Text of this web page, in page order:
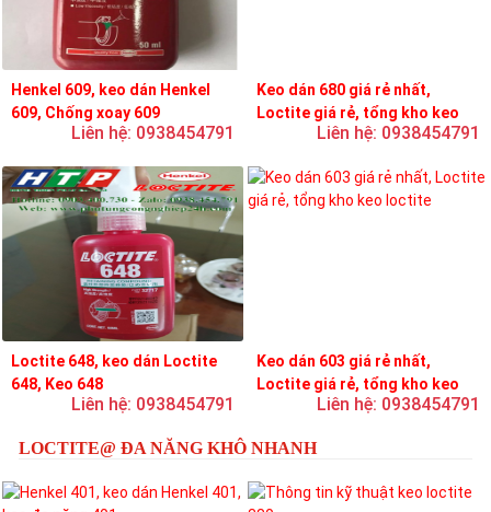
Henkel 609, keo dán Henkel
609, Chống xoay 609
Liên hệ: 0938454791
Keo dán 680 giá rẻ nhất,
Loctite giá rẻ, tổng kho keo
Liên hệ: 0938454791
Loctite 648, keo dán Loctite
648, Keo 648
Liên hệ: 0938454791
Keo dán 603 giá rẻ nhất,
Loctite giá rẻ, tổng kho keo
Liên hệ: 0938454791
LOCTITE@ ĐA NĂNG KHÔ NHANH